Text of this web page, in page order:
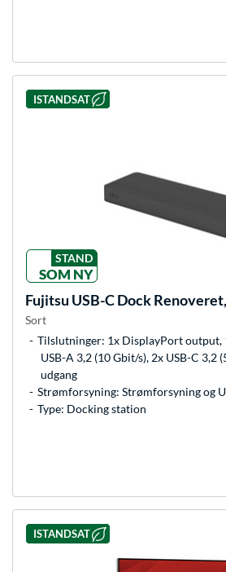
ISTANDSAT
STAND
SOM NY
Fujitsu USB-C Dock
Sort
Tilslutninger: 1x DisplayPort output,
USB-A 3,2 (10 Gbit/s), 2x USB-C 3,2
udgang
Strømforsyning: Strømforsyning og
Type: Docking station
ISTANDSAT